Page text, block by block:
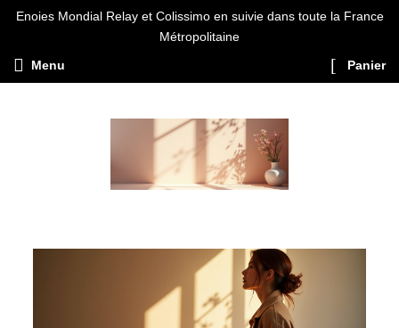
Enoies Mondial Relay et Colissimo en suivie dans toute la France
Métropolitaine
Menu Panier